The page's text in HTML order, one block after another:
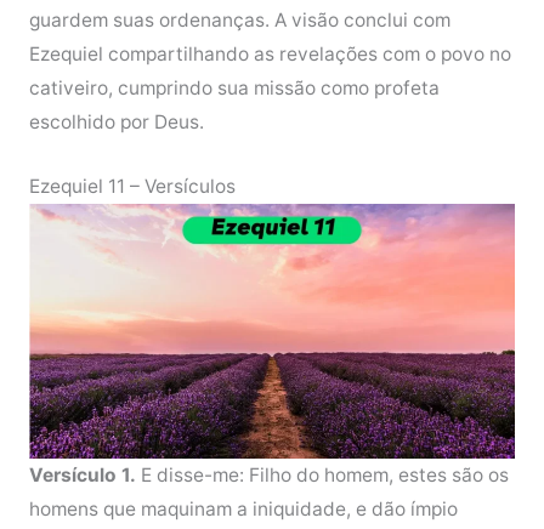
guardem suas ordenanças. A visão conclui com
Ezequiel compartilhando as revelações com o povo no
cativeiro, cumprindo sua missão como profeta
escolhido por Deus.
Ezequiel 11 – Versículos
Versículo 1. E disse-me: Filho do homem, estes são os
homens que maquinam a iniquidade, e dão ímpio